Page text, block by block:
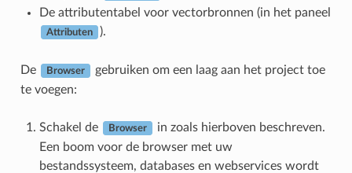
De attributentabel voor vectorbronnen (in het paneel
Attributen ).
De Browser
gebruiken om een laag aan het project toe
te voegen:
Schakel de Browser
in zoals hierboven beschreven.
Een boom voor de browser met uw
bestandssysteem, databases en webservices wordt